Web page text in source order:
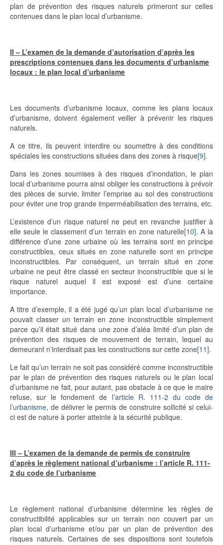
plan de prévention des risques naturels primeront sur celles
contenues dans le plan local d’urbanisme.
II – L’examen de la demande d’autorisation d’après les
prescriptions contenues dans les documents d’urbanisme
locaux : le plan local d’urbanisme
Les documents d’urbanisme locaux, comme les plans locaux
d’urbanisme, doivent également veiller à prévenir les risques
naturels.
A ce titre, ils peuvent interdire ou soumettre à des conditions
spéciales les constructions situées dans des zones à risque[9].
Dans les zones soumises à des risques d’inondation, le plan
local d’urbanisme pourra ainsi obliger les constructions à prévoir
des pièces de survie, limiter l’emprise au sol des constructions
pour éviter une trop grande imperméabilisation des terrains, etc.
L’existence d’un risque naturel ne peut en revanche justifier à
elle seule le classement d’un terrain en zone naturelle[10]. A la
différence d’une zone urbaine où les terrains sont en principe
constructibles, ceux situés en zone naturelle sont en principe
inconstructibles. Par conséquent, un terrain situé en zone
urbaine ne peut être classé en secteur inconstructible que si le
risque naturel auquel il est exposé est d’une certaine
importance.
A titre d’exemple, il a été jugé qu’un plan local d’urbanisme ne
pouvait classer un terrain en zone inconstructible simplement
parce qu’il était situé dans une zone d’aléa limité d’un plan de
prévention des risques de mouvement de terrain, lequel au
demeurant n’interdisait pas les constructions sur cette zone[11].
Le fait qu’un terrain ne soit pas considéré comme inconstructible
par le plan de prévention des risques naturels ou le plan local
d’urbanisme ne fait, pour autant, pas obstacle à ce que le maire
refuse, sur le fondement de l’article R. 111-2 du code de
l’urbanisme, de délivrer le permis de construire sollicité si celui-
ci est de nature à porter atteinte à la sécurité publique.
III – L’examen de la demande de permis de construire
d’après le règlement national d’urbanisme : l’article R. 111-
2 du code de l’urbanisme
Le règlement national d’urbanisme détermine les règles de
constructibilité applicables sur un terrain non couvert par un
plan local d’urbanisme et/ou par un plan de prévention des
risques naturels. Certaines de ses dispositions sont toutefois